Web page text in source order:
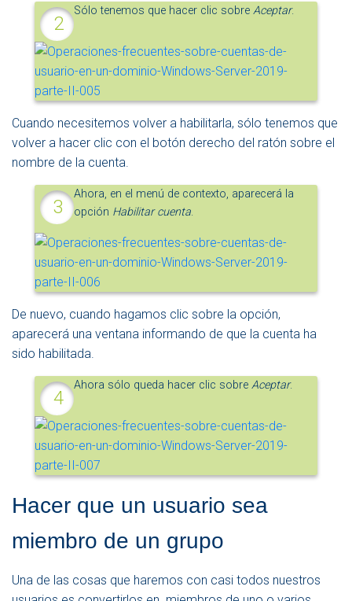
Sólo tenemos que hacer clic sobreAceptar.
Cuando necesitemos volver a habilitarla, sólo tenemos que
volver a hacer clic con el botón derecho del ratón sobre el
nombre de la cuenta.
Ahora, en el menú de contexto, aparecerá la
opción Habilitar cuenta.
De nuevo, cuando hagamos clic sobre la opción,
aparecerá una ventana informando de que la cuenta ha
sido habilitada.
Ahora sólo queda hacer clic sobreAceptar.
Hacer que un usuario sea
miembro de un grupo
Una de las cosas que haremos con casi todos nuestros